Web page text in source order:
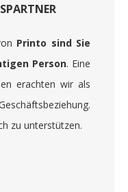
Printo sind Sie
Person. Eine
erachten wir als
zu unterstützen.